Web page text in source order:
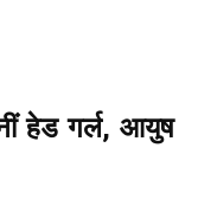
हेड गर्ल, आयुष